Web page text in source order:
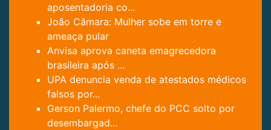
aposentadoria co...
João Câmara: Mulher sobe em torre e
ameaça pular
Anvisa aprova caneta emagrecedora
brasileira após ...
UPA denuncia venda de atestados médicos
falsos por...
Gerson Palermo, chefe do PCC solto por
desembargad...